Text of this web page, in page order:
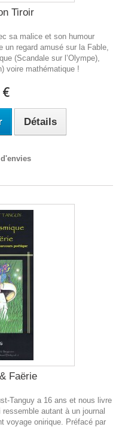
Tiroir
sa malice et son humour
un regard amusé sur la Fable,
(Scandale sur l’Olympe),
voire mathématique !
Détails
Faërie
Tanguy a 16 ans et nous livre
autant à un journal
voyage onirique. Préfacé par